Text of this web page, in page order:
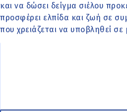
και να δώσει δείγμα σιέλου
προσφέρει ελπίδα και ζωή σε
που χρειάζεται να υποβληθεί